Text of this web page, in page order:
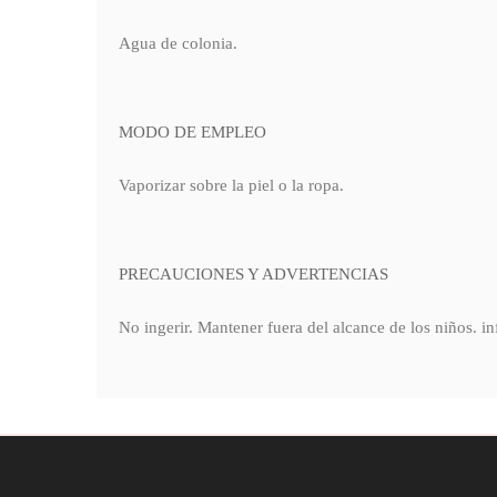
Agua de colonia.
MODO DE EMPLEO
Vaporizar sobre la piel o la ropa.
PRECAUCIONES Y ADVERTENCIAS
No ingerir. Mantener fuera del alcance de los niños.